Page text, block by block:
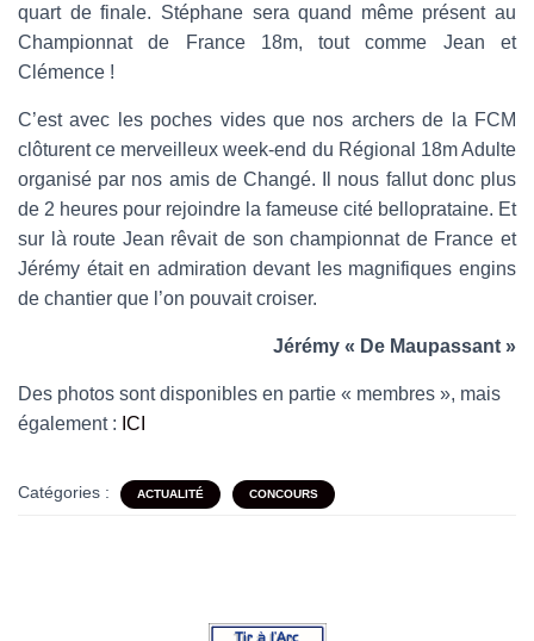
quart de finale. Stéphane sera quand même présent au
Championnat de France 18m, tout comme Jean et
Clémence !
C’est avec les poches vides que nos archers de la FCM
clôturent ce merveilleux week-end du Régional 18m Adulte
organisé par nos amis de Changé. Il nous fallut donc plus
de 2 heures pour rejoindre la fameuse cité belloprataine. Et
sur là route Jean rêvait de son championnat de France et
Jérémy était en admiration devant les magnifiques engins
de chantier que l’on pouvait croiser.
Jérémy « De Maupassant »
Des photos sont disponibles en partie « membres », mais
également : ICI
Catégories : ACTUALITÉ CONCOURS